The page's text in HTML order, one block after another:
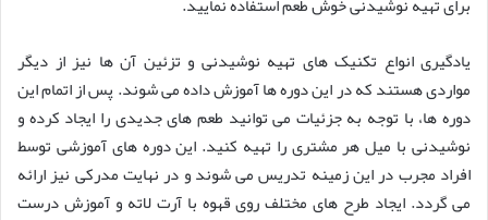
یادگیری انواع تکنیک های تهیه نوشیدنی و تزئین آن ها نیز از دیگر
مواردی هستند که در این دوره ها آموزش داده می شوند. پس از اتمام این
دوره ها، با توجه به جزئیات می توانید طعم های جدیدی را ایجاد کرده و
نوشیدنی با میل هر مشتری را تهیه کنید. این دوره های آموزشی توسط
افراد مجرب در این زمینه تدریس می شوند و در نهایت مدرکی نیز ارائه
می گردد. ایجاد طرح های مختلف روی قهوه با آرت لاته و آموزش درست